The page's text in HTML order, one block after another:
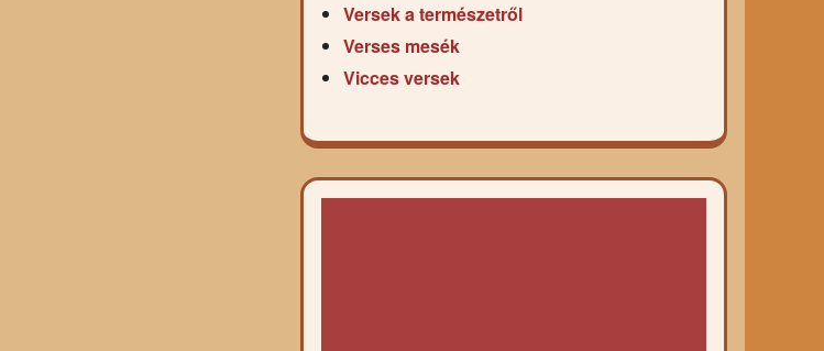
Versek a természetről
Verses mesék
Vicces versek